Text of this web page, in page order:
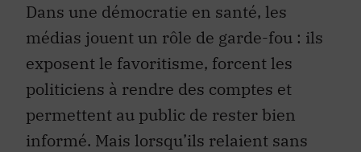
Dans une démocratie en santé, les
médias jouent un rôle de garde-fou : ils
exposent le favoritisme, forcent les
politiciens à rendre des comptes et
permettent au public de rester bien
informé. Mais lorsqu’ils relaient sans